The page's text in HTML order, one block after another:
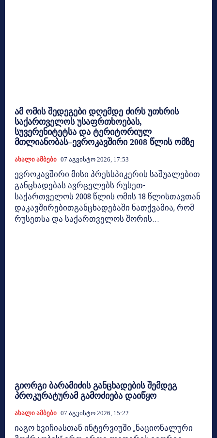
ამ ომის შედეგები დღემდე ძირს უთხრის
საქართველოს უსაფრთხოებას,
სუვერენიტეტსა და ტერიტორიულ
მთლიანობას–ევროკავშირი 2008 წლის ომზე
Ახალი Ამბები 07 Აგვისტო 2026, 17:53
ევროკავშირი მისი პრესსპიკერის საშუალებით
განცხადებას ავრცელებს რუსეთ-
საქართველოს 2008 წლის ომის 18 წლისთავთან
დაკავშირებითგანცხადებაში ნათქვამია, რომ
რუსეთსა და საქართველოს შორის...
გიორგი ბარამიძის განცხადების შემდეგ
პროკურატურამ გამოძიება დაიწყო
Ახალი Ამბები 07 Აგვისტო 2026, 15:22
იაგო ხვიჩიასთან ინტერვიუში „ნაციონალური